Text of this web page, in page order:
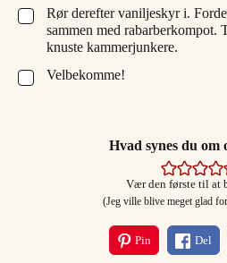
▢
Rør derefter vaniljeskyr i.
sammen med rabarberkompot.
knuste kammerjunkere.
▢
Velbekomme!
Hvad synes du om
Vær den første til at
(Jeg ville blive meget glad
Pin Del